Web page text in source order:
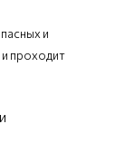
и
проходит